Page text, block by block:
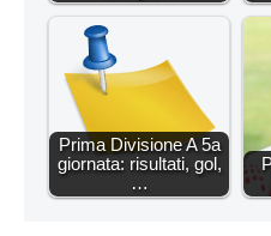
Prima Divisione A 5a
giornata: risultati, gol,
…